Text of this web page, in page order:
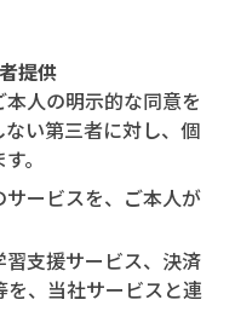
提供
人の明示的な同意を
い第三者に対し、個
。
ービスを、ご本人が
援サービス、決済
、当社サービスと連